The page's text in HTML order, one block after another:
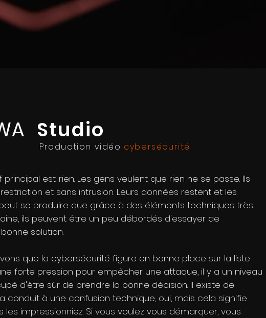
Studio
Production vidéo cybersécurité
est: rien. Les gens veulent que rien ne se passe. Ils
et sans intrusion. Leurs données restent et les
se produire que grâce à des éléments techniques très
ils peuvent être un peu débordés d'essayer de
solution.
que la cybersécurité figure en bonne place sur la liste
forte pression pour empêcher une attaque, il y a un niveau
d'être sûr de prendre la bonne décision. Il existe de
conduit à une confusion technique, oui, mais cela signifie
impressionniez. Si vous voulez vous démarquer, vous